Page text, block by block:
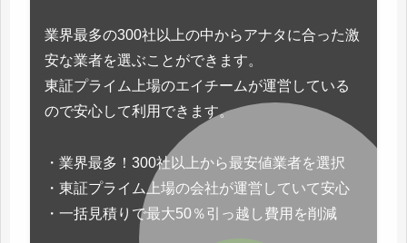
業界最多の300社以上の中からアナタに合った激
安な業者を選ぶことができます。
東証プライム上場のエイチームが運営している
ので安心して利用できます。
・業界最多！300社以上から最安値業者を選択
・東証プライム上場の会社が運営していて安心
・一括見積りで最大50％引っ越し費用を削減